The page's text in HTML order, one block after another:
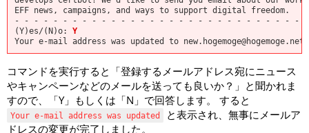
EFF news, campaigns, and ways to support digital freedom.
- - - - - - - - - - - - - - - - - - - - - - - - - - - - - -
(Y)es/(N)o: Y
コマンドを実行すると「登録するメールアドレス宛にニュース
やキャンペーンなどのメールを送っても良いか？」と聞かれま
すので、「Y」もしくは「N」で回答します。 すると
Your e-mail address was updated
と表示され、無事にメールア
ドレスの変更が完了しました。